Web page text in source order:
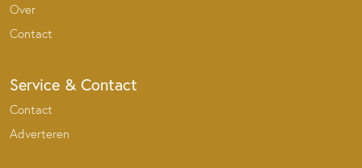
Over
Contact
Service & Contact
Contact
Adverteren